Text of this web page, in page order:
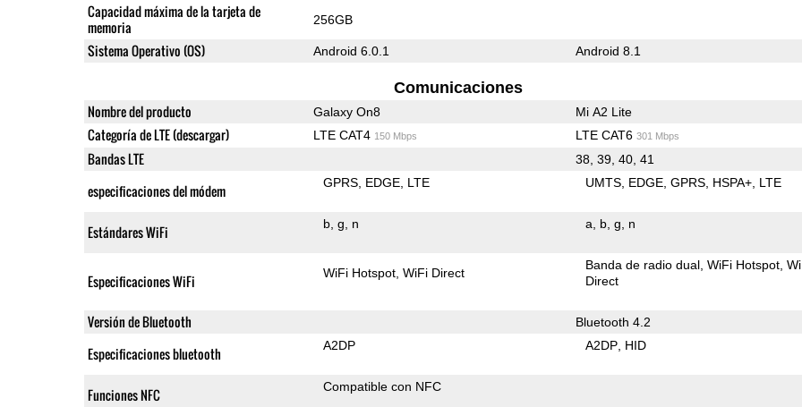
Capacidad máxima de la tarjeta de
memoria
256GB
Sistema Operativo (OS) Android 6.0.1 Android 8.1
Comunicaciones
Nombre del producto Galaxy On8 Mi A2 Lite
Categoría de LTE (descargar) LTE CAT4 150 Mbps LTE CAT6 301 Mbps
Bandas LTE 38, 39, 40, 41
especificaciones del módem GPRS EDGE LTE UMTS EDGE GPRS HSPA+ LTE
Estándares WiFi b g n a b g n
Especificaciones WiFi WiFi Hotspot WiFi Direct
Banda de radio dual WiFi Hotspot
Direct
Versión de Bluetooth Bluetooth 4.2
Especificaciones bluetooth A2DP A2DP HID
Funciones NFC Compatible con NFC